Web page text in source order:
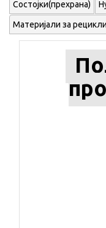
Состојки(прехрана)
Материјали за